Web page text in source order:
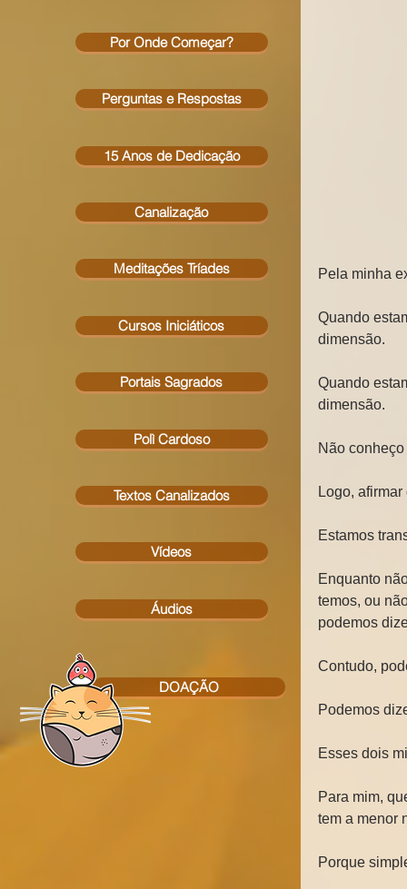
Pela minha
Quando
dimensão.
Quando
dimensão.
Não
Logo,
Estamos
Enquanto
temos, ou
podemos
Contudo,
Podemos
Esses dois
Para mim,
tem a menor
Porque
DOAÇÃO
Áudios
Vídeos
Textos Canalizados
Polì Cardoso
Portais Sagrados
Cursos Iniciáticos
Meditações Tríades
Perguntas e Respostas
Canalização
15 Anos de Dedicação
Por Onde Começar?